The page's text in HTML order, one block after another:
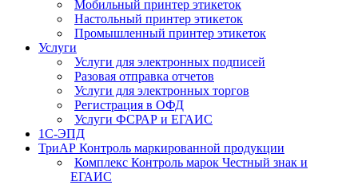
Мобильный принтер этикеток
Настольный принтер этикеток
Промышленный принтер этикеток
Услуги
Услуги для электронных подписей
Разовая отправка отчетов
Услуги для электронных торгов
Регистрация в ОФД
Услуги ФСРАР и ЕГАИС
1С-ЭПД
ТриАР Контроль маркированной продукции
Комплекс Контроль марок Честный знак и
ЕГАИС